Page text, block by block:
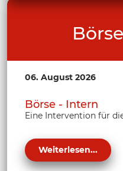
06. August 2026
Börse - Intern
Eine Intervention für
Weiterlesen...